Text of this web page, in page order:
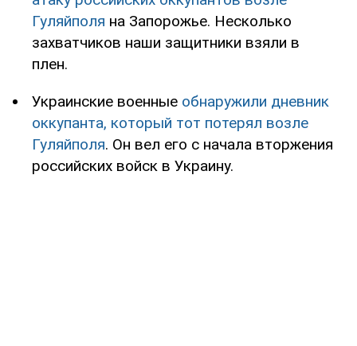
Гуляйполя на Запорожье. Несколько
захватчиков наши защитники взяли в
плен.
Украинские военные обнаружили дневник
оккупанта, который тот потерял возле
Гуляйполя. Он вел его с начала вторжения
российских войск в Украину.